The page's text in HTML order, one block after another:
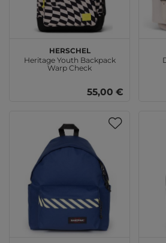
Herschel
Heritage Youth Backpack
Warp Check
55,00 €